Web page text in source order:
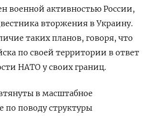
военной активностью России,
вторжения в Украину.
таких планов, говоря, что
по своей территории в ответ
НАТО у своих границ.
в масштабное
по поводу структуры